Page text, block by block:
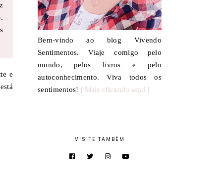
e
Bem-vindo ao blog Vivendo
Sentimentos. Viaje comigo pelo
mundo, pelos livros e pelo
autoconhecimento. Viva todos os
sentimentos! | Mais clicando aqui |
VISITE TAMBÉM